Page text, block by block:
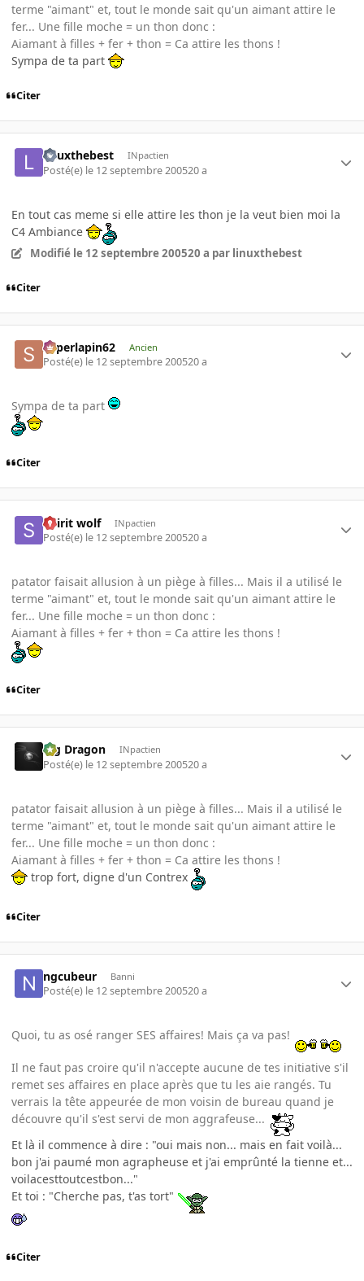
terme "aimant" et, tout le monde sait qu'un aimant attire le
fer... Une fille moche = un thon donc :
Aiamant à filles + fer + thon = Ca attire les thons !
Sympa de ta part
Citer
linuxthebest INpactien
Posté(e) le 12 septembre 200520 a
En tout cas meme si elle attire les thon je la veut bien moi la
C4 Ambiance
Modifié le 12 septembre 200520 a par linuxthebest
Citer
superlapin62 Ancien
Posté(e) le 12 septembre 200520 a
Sympa de ta part
Citer
Spirit wolf INpactien
Posté(e) le 12 septembre 200520 a
patator faisait allusion à un piège à filles... Mais il a utilisé le
terme "aimant" et, tout le monde sait qu'un aimant attire le
fer... Une fille moche = un thon donc :
Aiamant à filles + fer + thon = Ca attire les thons !
Citer
Big Dragon INpactien
Posté(e) le 12 septembre 200520 a
patator faisait allusion à un piège à filles... Mais il a utilisé le
terme "aimant" et, tout le monde sait qu'un aimant attire le
fer... Une fille moche = un thon donc :
Aiamant à filles + fer + thon = Ca attire les thons !
trop fort, digne d'un Contrex
Citer
ngcubeur Banni
Posté(e) le 12 septembre 200520 a
Quoi, tu as osé ranger SES affaires! Mais ça va pas!
Il ne faut pas croire qu'il n'accepte aucune de tes initiative s'il
remet ses affaires en place après que tu les aie rangés. Tu
verrais la tête appeurée de mon voisin de bureau quand je
découvre qu'il s'est servi de mon aggrafeuse...
Et là il commence à dire : "oui mais non... mais en fait voilà...
bon j'ai paumé mon agrapheuse et j'ai emprûnté la tienne et...
voilacesttoutcestbon..."
Et toi : "Cherche pas, t'as tort"
Citer